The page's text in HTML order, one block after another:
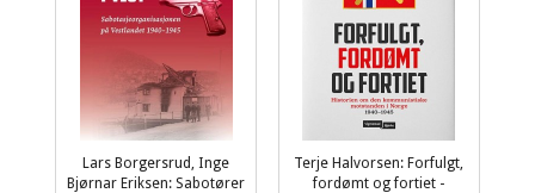
Lars Borgersrud, Inge
Bjørnar Eriksen: Sabotører
Terje Halvorsen: Forfulgt,
fordømt og fortiet -